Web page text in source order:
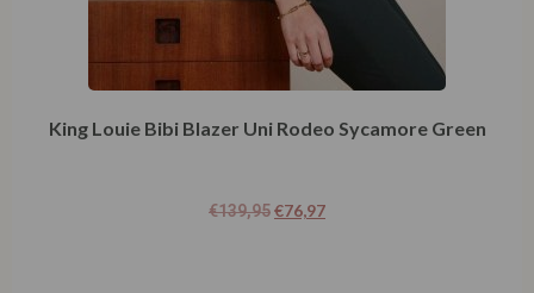
King Louie Bibi Blazer Uni Rodeo Sycamore Green